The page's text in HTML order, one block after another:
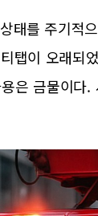
태를 주기적
탭이 오래되
은 금물이다